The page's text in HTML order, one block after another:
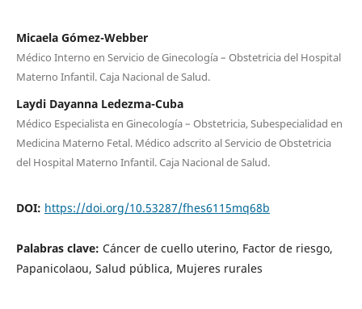
Micaela Gómez-Webber
Médico Interno en Servicio de Ginecología – Obstetricia del Hospital
Materno Infantil. Caja Nacional de Salud.
Laydi Dayanna Ledezma-Cuba
Médico Especialista en Ginecología – Obstetricia, Subespecialidad en
Medicina Materno Fetal. Médico adscrito al Servicio de Obstetricia
del Hospital Materno Infantil. Caja Nacional de Salud.
DOI: https://doi.org/10.53287/fhes6115mq68b
Palabras clave: Cáncer de cuello uterino, Factor de riesgo,
Papanicolaou, Salud pública, Mujeres rurales